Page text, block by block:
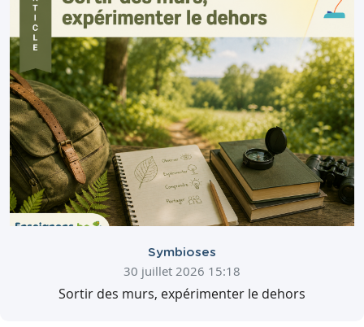
Symbioses
30 juillet 2026 15:18
Sortir des murs, expérimenter le dehors